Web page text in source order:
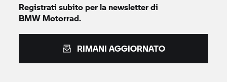
Registrati subito per la newsletter di
BMW Motorrad.
RIMANI AGGIORNATO